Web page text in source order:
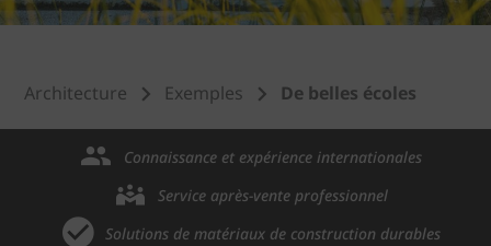
Architecture Exemples De belles écoles
Connaissance et expérience internationales
Service après-vente professionnel
Solutions de matériaux de construction durables